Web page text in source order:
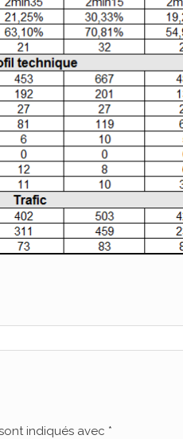
indiqués avec *